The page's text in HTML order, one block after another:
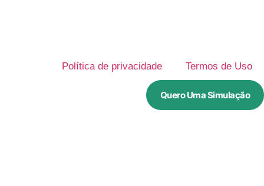
Política de privacidade Termos de Uso
Quero Uma Simulação